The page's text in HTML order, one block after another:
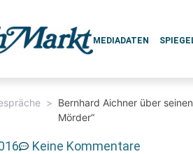
MEDIADATEN
> Bernhard Aichner über
Mörder“
Keine Kommentare